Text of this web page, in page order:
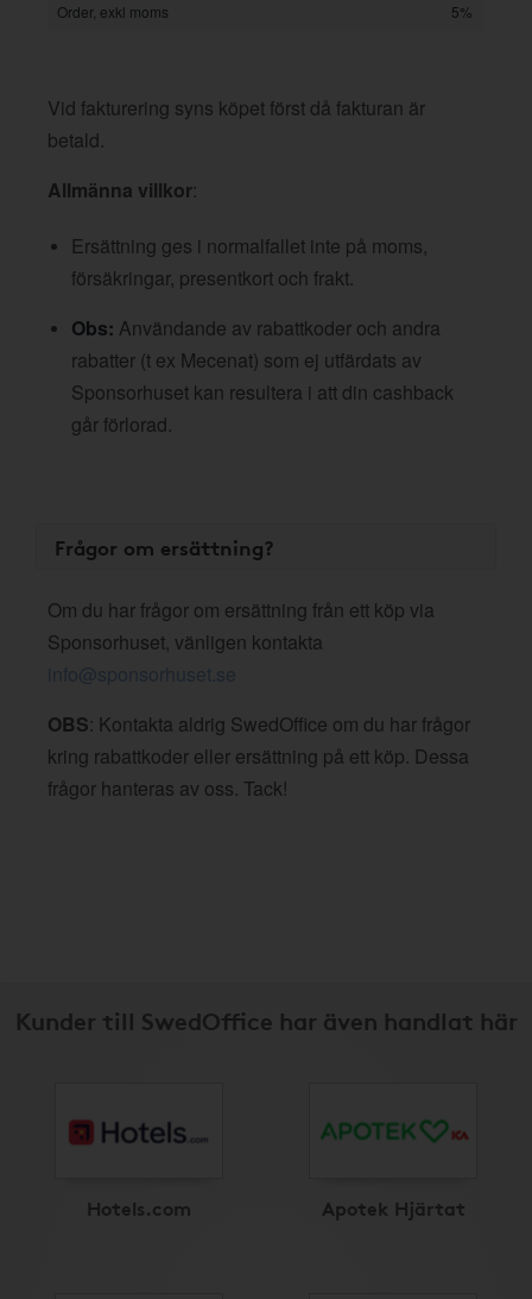
Order, exkl moms 5%
Vid fakturering syns köpet först då fakturan är
betald.
Allmänna villkor:
Ersättning ges i normalfallet inte på moms,
försäkringar, presentkort och frakt.
Obs: Användande av rabattkoder och andra
rabatter (t ex Mecenat) som ej utfärdats av
Sponsorhuset kan resultera i att din cashback
går förlorad.
Frågor om ersättning?
Om du har frågor om ersättning från ett köp via
Sponsorhuset, vänligen kontakta
info@sponsorhuset.se
OBS: Kontakta aldrig SwedOffice om du har frågor
kring rabattkoder eller ersättning på ett köp. Dessa
frågor hanteras av oss. Tack!
Kunder till SwedOffice har även handlat här
Hotels.com Apotek Hjärtat